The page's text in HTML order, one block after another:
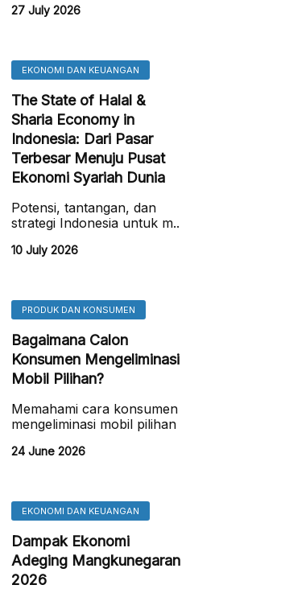
27 July 2026
EKONOMI DAN KEUANGAN
The State of Halal &
Sharia Economy in
Indonesia: Dari Pasar
Terbesar Menuju Pusat
Ekonomi Syariah Dunia
Potensi, tantangan, dan
strategi Indonesia untuk m..
10 July 2026
PRODUK DAN KONSUMEN
Bagaimana Calon
Konsumen Mengeliminasi
Mobil Pilihan?
Memahami cara konsumen
mengeliminasi mobil pilihan
24 June 2026
EKONOMI DAN KEUANGAN
Dampak Ekonomi
Adeging Mangkunegaran
2026